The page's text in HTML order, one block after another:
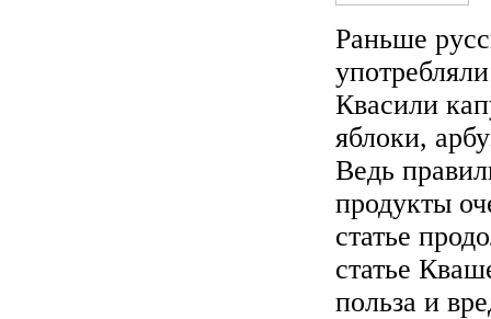
Раньше
Квасили
яблоки,
Ведь
продукты
статье
статье
польза и